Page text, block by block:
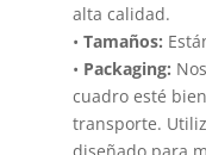
alta calidad.
• Tamaños:
• Packaging:
cuadro esté
transporte.